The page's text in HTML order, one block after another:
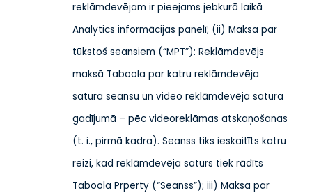
reklāmdevējam ir pieejams jebkurā laikā
Analytics informācijas panelī; (ii) Maksa par
tūkstoš seansiem (“MPT”): Reklāmdevējs
maksā Taboola par katru reklāmdevēja
satura seansu un video reklāmdevēja satura
gadījumā – pēc videoreklāmas atskaņošanas
(t. i., pirmā kadra). Seanss tiks ieskaitīts katru
reizi, kad reklāmdevēja saturs tiek rādīts
Taboola Prperty (“Seanss”); iii) Maksa par